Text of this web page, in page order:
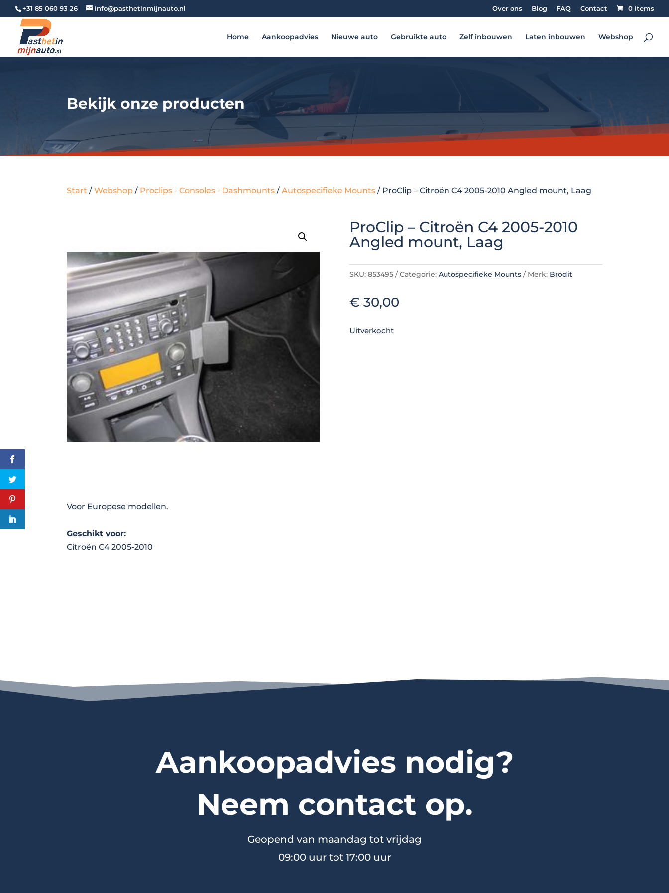
+31 85 060 93 26 info@pasthetinmijnauto.nl Over ons Blog FAQ Contact 0 items
Home Aankoopadvies Nieuwe auto Gebruikte auto Zelf inbouwen Laten inbouwen Webshop
Bekijk onze producten
Start /Webshop / Proclips - Consoles - Dashmounts /Autospecifieke Mounts / ProClip – Citroën C4 2005-2010 Angled mount, Laag
ProClip – Citroën C4 2005-2010
Angled mount, Laag
SKU: 853495 Categorie: Autospecifieke Mounts Merk: Brodit
€ 30,00
Uitverkocht
Voor Europese modellen.
Geschikt voor:
Citroën C4 2005-2010
Aankoopadvies nodig?
Neem contact op.
Geopend van maandag tot vrijdag
09:00 uur tot 17:00 uur